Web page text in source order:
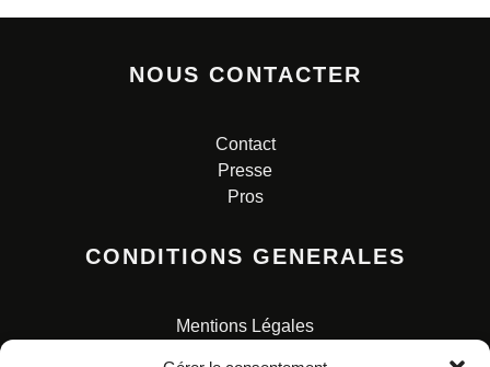
NOUS CONTACTER
Contact
Presse
Pros
CONDITIONS GENERALES
Mentions Légales